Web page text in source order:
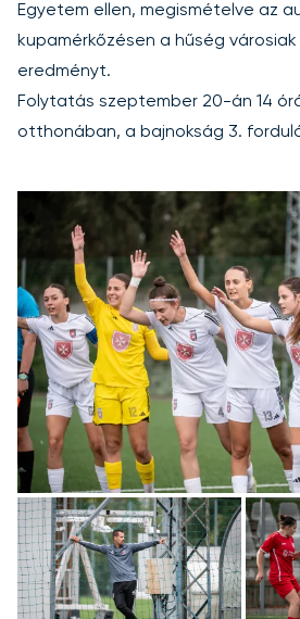
Egyetem ellen, megismételve az
kupamérkőzésen a hűség
eredményt.
Folytatás szeptember 20-án 14
otthonában, a bajnokság 3.